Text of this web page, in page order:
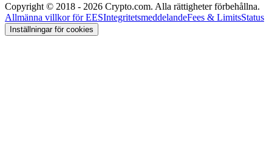
Copyright © 2018 - 2026 Crypto.com. Alla rättigheter förbehållna.
Allmänna villkor för EESIntegritetsmeddelandeFees & LimitsStatus
Inställningar för cookies